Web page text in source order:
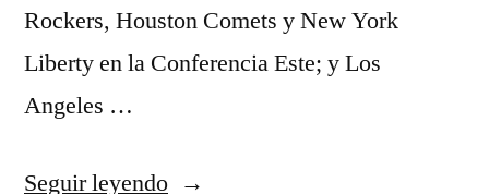
Rockers, Houston Comets y New York
Liberty en la Conferencia Este; y Los
Angeles …
Seguir leyendo«Baloncesto